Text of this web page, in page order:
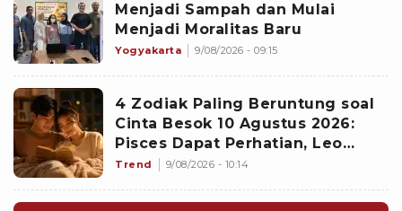
Menjadi Sampah dan Mulai
Menjadi Moralitas Baru
Yogyakarta 9/08/2026 - 09:15
4 Zodiak Paling Beruntung soal
Cinta Besok 10 Agustus 2026:
Pisces Dapat Perhatian, Leo
Makin Dekat dengan Si Dia
Trend 9/08/2026 - 10:14